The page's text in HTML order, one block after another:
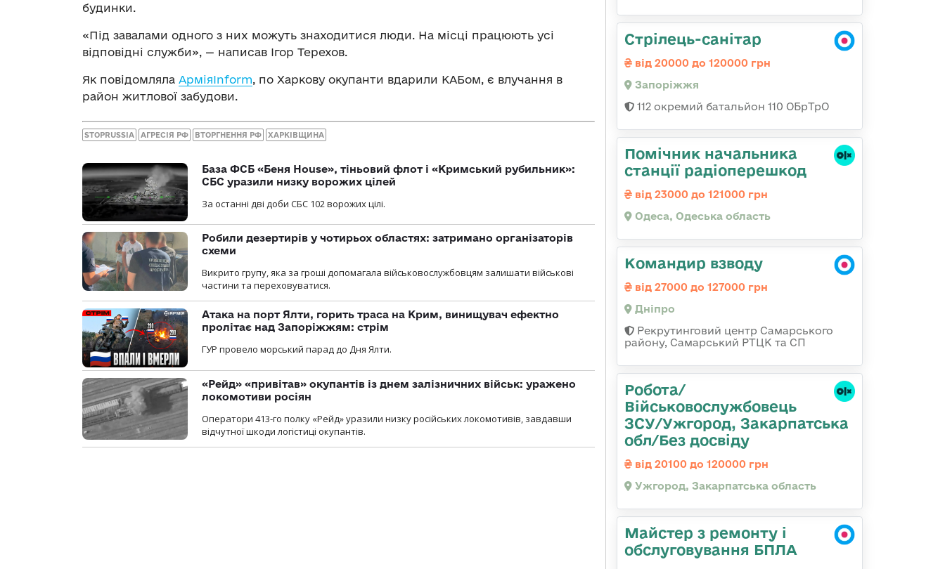
будинки.
«Під завалами одного з них можуть знаходитися люди. На місці працюють усі
відповідні служби», — написав Ігор Терехов.
Як повідомляла АрміяInform, по Харкову окупанти вдарили КАБом, є влучання в
район житлової забудови.
STOPRUSSIA АГРЕСІЯ РФ ВТОРГНЕННЯ РФ ХАРКІВЩИНА
База ФСБ «Беня House», тіньовий флот і «Кримський рубильник»:
СБС уразили низку ворожих цілей
За останні дві доби СБС 102 ворожих цілі.
Робили дезертирів у чотирьох областях: затримано організаторів
схеми
Викрито групу, яка за гроші допомагала військовослужбовцям залишати військові
частини та переховуватися.
Атака на порт Ялти, горить траса на Крим, винищувач ефектно
пролітає над Запоріжжям: стрім
ГУР провело морський парад до Дня Ялти.
«Рейд» «привітав» окупантів із днем залізничних військ: уражено
локомотиви росіян
Оператори 413-го полку «Рейд» уразили низку російських локомотивів, завдавши
відчутної шкоди логістиці окупантів.
Стрілець-санітар
від 20000 до 120000 грн
Запоріжжя
112 окремий батальйон 110 ОБрТрО
Помічник начальника
станції радіоперешкод
від 23000 до 121000 грн
Одеса, Одеська область
Командир взводу
від 27000 до 127000 грн
Дніпро
Рекрутинговий центр Самарського
району, Самарський РТЦК та СП
Робота/
Військовослужбовець
ЗСУ/Ужгород, Закарпатська
обл/Без досвіду
від 20100 до 120000 грн
Ужгород, Закарпатська область
Майстер з ремонту і
обслуговування БПЛА